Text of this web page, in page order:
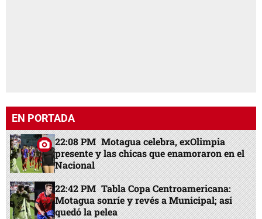
EN PORTADA
22:08 PM Motagua celebra, exOlimpia
presente y las chicas que enamoraron en el
Nacional
22:42 PM Tabla Copa Centroamericana:
Motagua sonríe y revés a Municipal; así
quedó la pelea